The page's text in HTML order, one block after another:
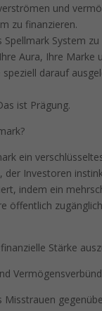
und
zu finanzieren.
System
Aura, Ihre
darauf
ist Prägung.
ein
der Investoren
indem ein
öffentlich
Stärke